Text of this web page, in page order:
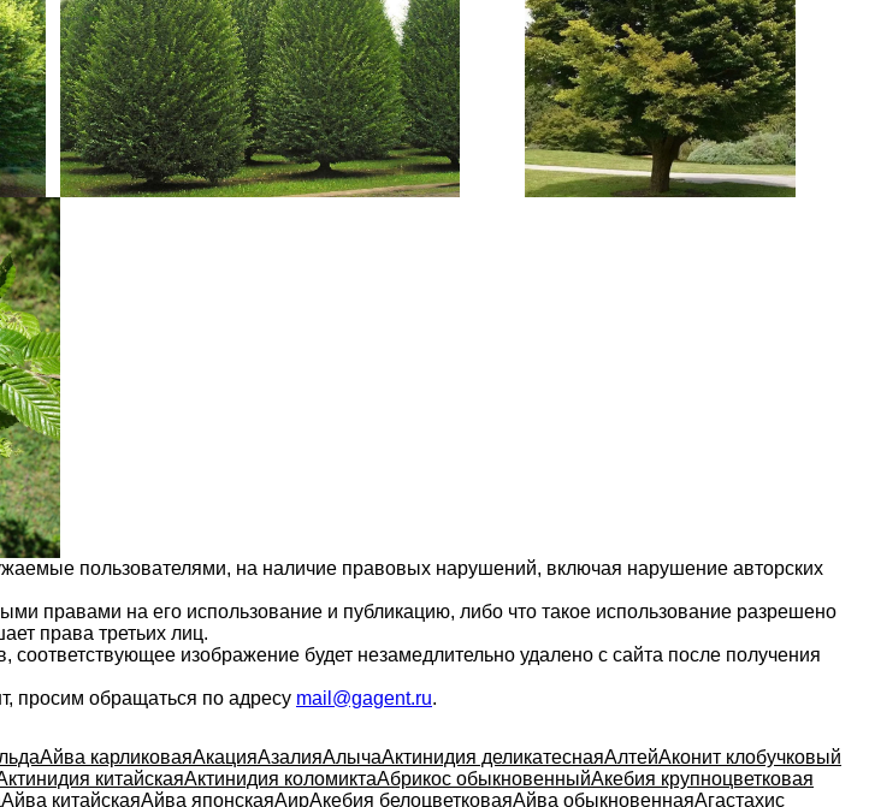
пользователями, на наличие правовых нарушений, включая нарушение авторских
правами на его использование и публикацию, либо что такое использование разрешено
права третьих лиц.
изображение будет незамедлительно удалено с сайта после получения
просим обращаться по адресу mail@gagent.ru.
Айва карликоваяАкацияАзалияАлычаАктинидия деликатеснаяАлтейАконит клобучковый
китайскаяАктинидия коломиктаАбрикос обыкновенныйАкебия крупноцветковая
Айва китайскаяАйва японскаяАирАкебия белоцветковаяАйва обыкновеннаяАгастахис